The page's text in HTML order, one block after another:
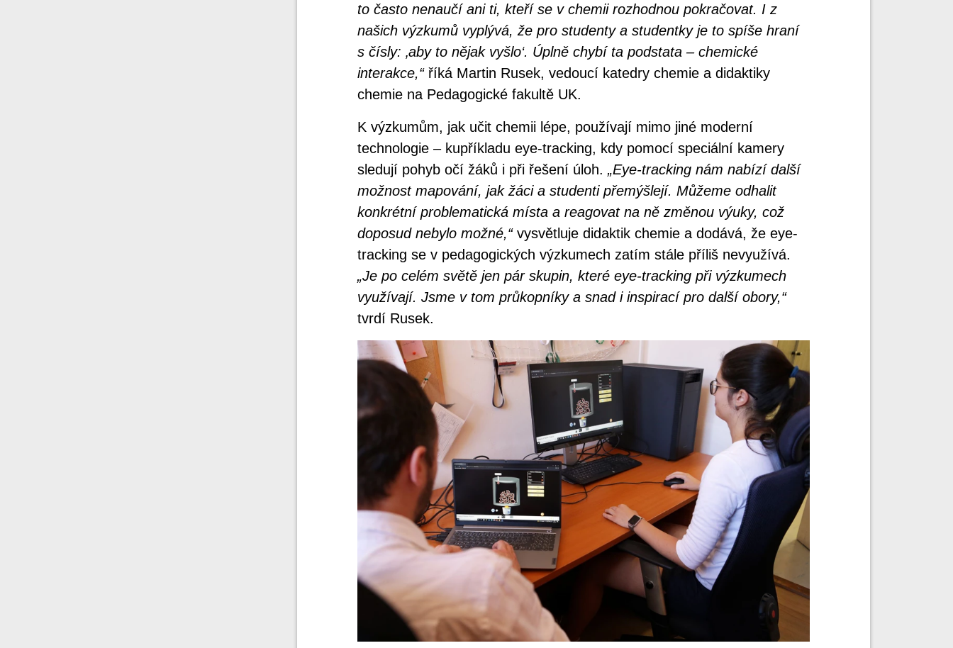
to často nenaučí ani ti, kteří se v chemii rozhodnou pokračovat. I z
našich výzkumů vyplývá, že pro studenty a studentky je to spíše hraní
s čísly: ‚aby to nějak vyšlo‘. Úplně chybí ta podstata – chemické
interakce,“říká Martin Rusek, vedoucí katedry chemie a didaktiky
chemie na Pedagogické fakultě UK.
K výzkumům, jak učit chemii lépe, používají mimo jiné moderní
technologie – kupříkladu eye-tracking, kdy pomocí speciální kamery
sledují pohyb očí žáků i při řešení úloh. „Eye-tracking nám nabízí další
možnost mapování, jak žáci a studenti přemýšlejí. Můžeme odhalit
konkrétní problematická místa a reagovat na ně změnou výuky, což
doposud nebylo možné,“vysvětluje didaktik chemie a dodává, že eye-
tracking se v pedagogických výzkumech zatím stále příliš nevyužívá.
„Je po celém světě jen pár skupin, které eye-tracking při výzkumech
využívají. Jsme v tom průkopníky a snad i inspirací pro další obory,“
tvrdí Rusek.